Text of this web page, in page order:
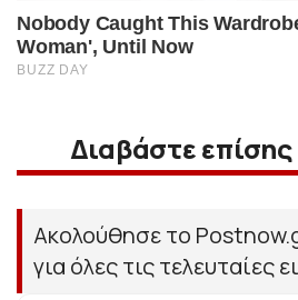
Διαβάστε
Ακολούθησε το
για όλες τις τελευταίες